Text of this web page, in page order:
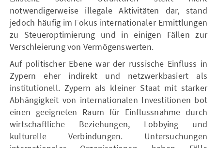
notwendigerweise illegale Aktivitäten dar, stand
jedoch häufig im Fokus internationaler Ermittlungen
zu Steueroptimierung und in einigen Fällen zur
Verschleierung von Vermögenswerten.
Auf politischer Ebene war der russische Einfluss in
Zypern eher indirekt und netzwerkbasiert als
institutionell. Zypern als kleiner Staat mit starker
Abhängigkeit von internationalen Investitionen bot
einen geeigneten Raum für Einflussnahme durch
wirtschaftliche Beziehungen, Lobbying und
kulturelle Verbindungen. Untersuchungen